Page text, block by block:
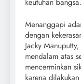
Menanggapi
dengan
Jacky
mendalam atas
mencerminkan
karena